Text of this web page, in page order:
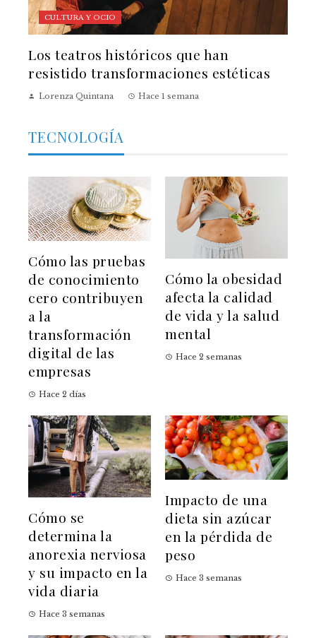
CULTURA Y OCIO
Los teatros históricos que han
resistido transformaciones estéticas
Lorenza Quintana Hace 1 semana
TECNOLOGÍA
Cómo las pruebas
de conocimiento
cero contribuyen
a la
transformación
digital de las
empresas
Hace 2 días
Cómo la obesidad
afecta la calidad
de vida y la salud
mental
Hace 2 semanas
Cómo se
determina la
anorexia nerviosa
y su impacto en la
vida diaria
Hace 3 semanas
Impacto de una
dieta sin azúcar
en la pérdida de
peso
Hace 3 semanas